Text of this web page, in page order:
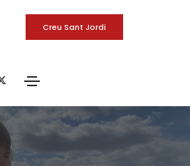
Creu Sant Jordi